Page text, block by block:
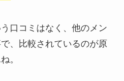
ノイロビタンが販売中止の理由
？ジェネリックや代わりの市販
電池はどこで売ってる？ド
ホーテ・ダイソー・ヤマダ電
・ケーズデンキを調査！
口コミはなく、他のメン
、比較されているのが原
。